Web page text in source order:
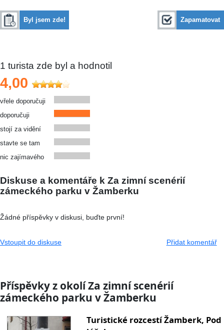
Byl jsem zde! Zapamatovat
1 turista zde byl a hodnotil
4,00
vřele doporučuji
doporučuji
stojí za vidění
stavte se tam
nic zajímavého
Diskuse a komentáře k Za zimní scenérií
zámeckého parku v Žamberku
Žádné příspěvky v diskusi, buďte první!
Vstoupit do diskuse Přidat komentář
Příspěvky z okolí Za zimní scenérií
zámeckého parku v Žamberku
Turistické rozcestí Žamberk, Pod